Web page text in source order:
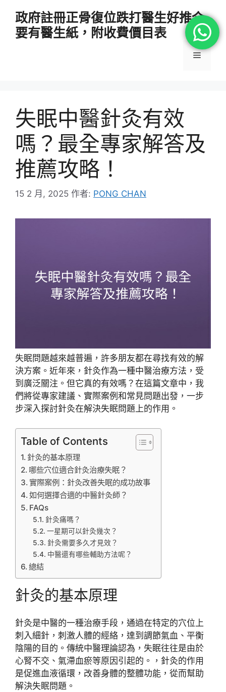
政府註冊正骨復位跌打醫生好推介
要有醫生紙，附收費價目表
選
失眠中醫針灸有效
嗎？最全專家解答及
推薦攻略！
15 2 月, 2025 作者: PONG CHAN
失眠問題越來越普遍，許多朋友都在尋找有效的解
決方案。近年來，針灸作為一種中醫治療方法，受
到廣泛關注。但它真的有效嗎？在這篇文章中，我
們將從專家建議、實際案例和常見問題出發，一步
步深入探討針灸在解決失眠問題上的作用。
Table of Contents
針灸的基本原理
哪些穴位適合針灸治療失眠？
實際案例：針灸改善失眠的成功故事
如何選擇合適的中醫針灸師？
FAQs
針灸痛嗎？
一星期可以針灸幾次？
針灸需要多久才見效？
中醫還有哪些輔助方法呢？
總結
針灸的基本原理
針灸是中醫的一種治療手段，通過在特定的穴位上
刺入細針，刺激人體的經絡，達到調節氣血、平衡
陰陽的目的。傳統中醫理論認為，失眠往往是由於
心腎不交、氣滯血瘀等原因引起的。，針灸的作用
是促進血液循環，改善身體的整體功能，從而幫助
解決失眠問題。